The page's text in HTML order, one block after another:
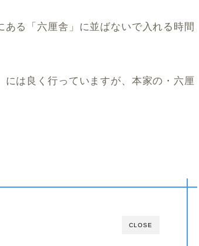
る「六厘舎」に並ばないで入れる時間
は良く行っていますが、本家の・六厘
CLOSE